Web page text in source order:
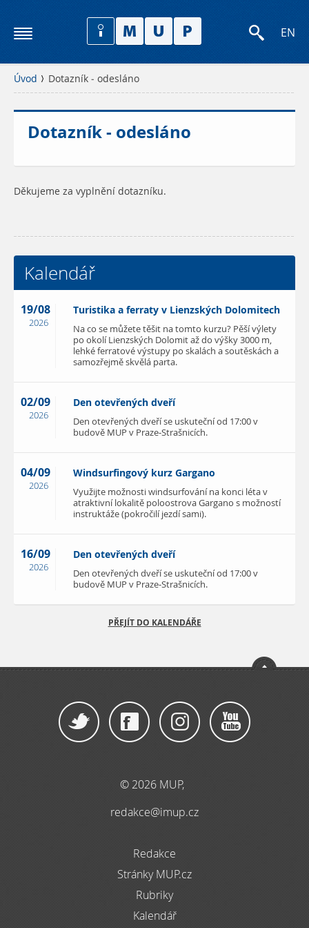
EN
Úvod Dotazník - odesláno
Dotazník - odesláno
Děkujeme za vyplnění dotazníku.
Kalendář
19/08
2026
Turistika a ferraty v Lienzských Dolomitech
Na co se můžete těšit na tomto kurzu? Pěší výlety
po okolí Lienzských Dolomit až do výšky 3000 m,
lehké ferratové výstupy po skalách a soutěskách a
samozřejmě skvělá parta.
02/09
2026
Den otevřených dveří
Den otevřených dveří se uskuteční od 17:00 v
budově MUP v Praze-Strašnicích.
04/09
2026
Windsurfingový kurz Gargano
Využijte možnosti windsurfování na konci léta v
atraktivní lokalitě poloostrova Gargano s možností
instruktáže (pokročilí jezdí sami).
16/09
2026
Den otevřených dveří
Den otevřených dveří se uskuteční od 17:00 v
budově MUP v Praze-Strašnicích.
PŘEJÍT DO KALENDÁŘE
© 2026 MUP,
redakce@imup.cz
Redakce
Stránky MUP.cz
Rubriky
Kalendář